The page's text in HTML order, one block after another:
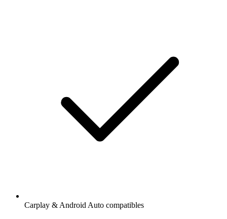
Carplay & Android Auto compatibles